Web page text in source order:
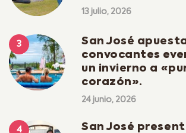
13 julio, 2026
San José
convocantes
un invierno a
corazón».
24 junio, 2026
San José